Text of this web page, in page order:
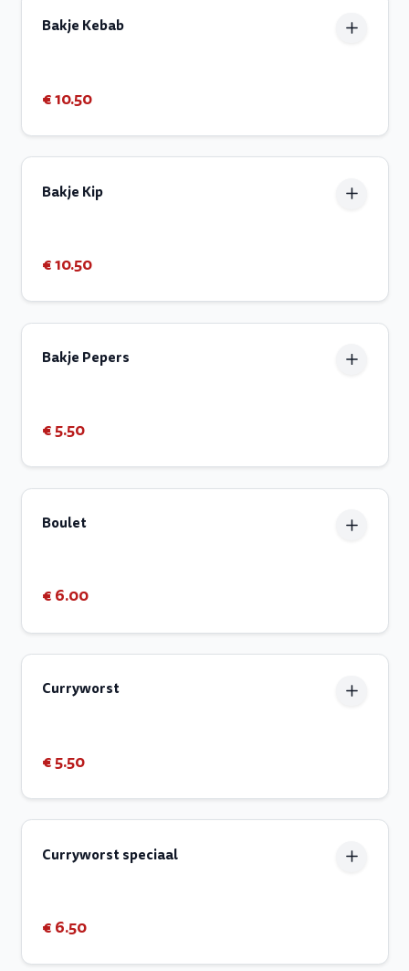
Bakje Kebab
€ 10.50
Bakje Kip
€ 10.50
Bakje Pepers
€ 5.50
Boulet
€ 6.00
Curryworst
€ 5.50
Curryworst speciaal
€ 6.50